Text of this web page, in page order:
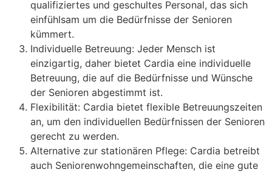
qualifiziertes und geschultes Personal, das sich
einfühlsam um die Bedürfnisse der Senioren
kümmert.
Individuelle Betreuung: Jeder Mensch ist
einzigartig, daher bietet Cardia eine individuelle
Betreuung, die auf die Bedürfnisse und Wünsche
der Senioren abgestimmt ist.
Flexibilität: Cardia bietet flexible Betreuungszeiten
an, um den individuellen Bedürfnissen der Senioren
gerecht zu werden.
Alternative zur stationären Pflege: Cardia betreibt
auch Seniorenwohngemeinschaften, die eine gute